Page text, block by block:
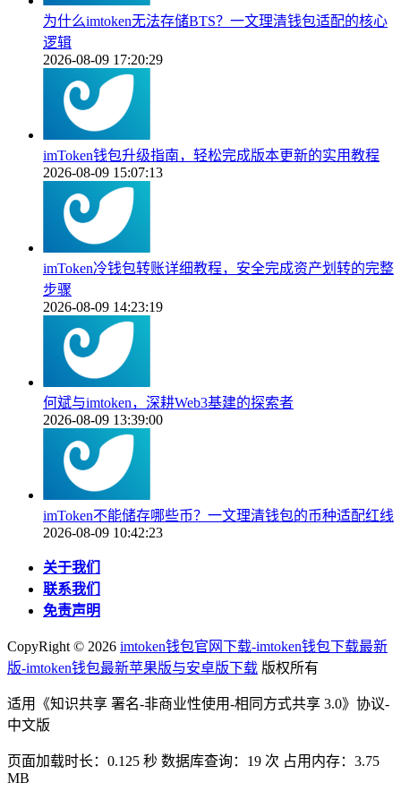
为什么imtoken无法存储BTS？一文理清钱包适配的核心
逻辑
2026-08-09 17:20:29
imToken钱包升级指南，轻松完成版本更新的实用教程
2026-08-09 15:07:13
imToken冷钱包转账详细教程，安全完成资产划转的完整
步骤
2026-08-09 14:23:19
何斌与imtoken，深耕Web3基建的探索者
2026-08-09 13:39:00
imToken不能储存哪些币？一文理清钱包的币种适配红线
2026-08-09 10:42:23
关于我们
联系我们
免责声明
CopyRight © 2026 imtoken钱包官网下载-imtoken钱包下载最新
版-imtoken钱包最新苹果版与安卓版下载 版权所有
适用《知识共享 署名-非商业性使用-相同方式共享 3.0》协议-
中文版
页面加载时长：0.125 秒 数据库查询：19 次 占用内存：3.75
MB